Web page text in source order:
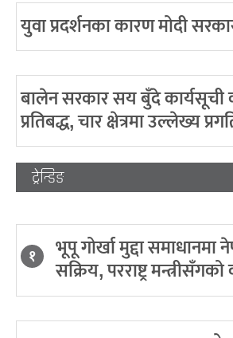
युवा प्रदर्शनका कारण मोदी
बालेन सरकार सय बुँदे कार्यसूची
प्रतिबद्ध, चार क्षेत्रमा उल्लेख्य
ट्रेन्डिङ
१ भूपू गोर्खा मुद्दा समाधानमा
सक्रिय, परराष्ट्र